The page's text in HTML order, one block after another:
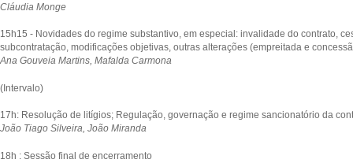
Cláudia Monge
15h15 - Novidades do regime substantivo, em especial: invalidade do contrato,
subcontratação, modificações objetivas, outras alterações (empreitada e
Ana Gouveia Martins, Mafalda Carmona
(Intervalo)
17h: Resolução de litígios; Regulação, governação e regime sancionatório da
João Tiago Silveira, João Miranda
18h : Sessão final de encerramento